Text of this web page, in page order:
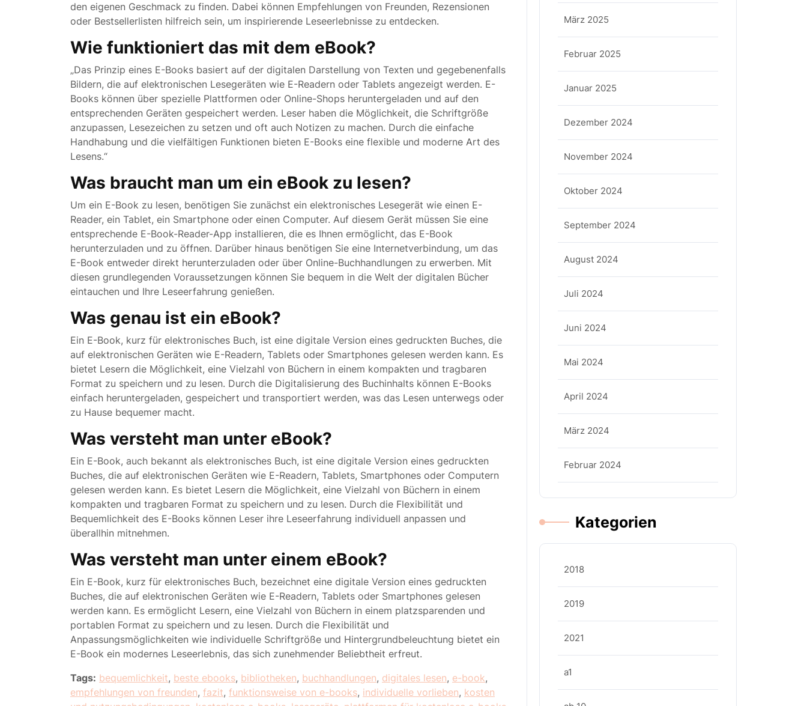
den eigenen Geschmack zu finden. Dabei können Empfehlungen von Freunden, Rezensionen
oder Bestsellerlisten hilfreich sein, um inspirierende Leseerlebnisse zu entdecken.
Wie funktioniert das mit dem eBook?
„Das Prinzip eines E-Books basiert auf der digitalen Darstellung von Texten und gegebenenfalls
Bildern, die auf elektronischen Lesegeräten wie E-Readern oder Tablets angezeigt werden. E-
Books können über spezielle Plattformen oder Online-Shops heruntergeladen und auf den
entsprechenden Geräten gespeichert werden. Leser haben die Möglichkeit, die Schriftgröße
anzupassen, Lesezeichen zu setzen und oft auch Notizen zu machen. Durch die einfache
Handhabung und die vielfältigen Funktionen bieten E-Books eine flexible und moderne Art des
Lesens.“
Was braucht man um ein eBook zu lesen?
Um ein E-Book zu lesen, benötigen Sie zunächst ein elektronisches Lesegerät wie einen E-
Reader, ein Tablet, ein Smartphone oder einen Computer. Auf diesem Gerät müssen Sie eine
entsprechende E-Book-Reader-App installieren, die es Ihnen ermöglicht, das E-Book
herunterzuladen und zu öffnen. Darüber hinaus benötigen Sie eine Internetverbindung, um das
E-Book entweder direkt herunterzuladen oder über Online-Buchhandlungen zu erwerben. Mit
diesen grundlegenden Voraussetzungen können Sie bequem in die Welt der digitalen Bücher
eintauchen und Ihre Leseerfahrung genießen.
Was genau ist ein eBook?
Ein E-Book, kurz für elektronisches Buch, ist eine digitale Version eines gedruckten Buches, die
auf elektronischen Geräten wie E-Readern, Tablets oder Smartphones gelesen werden kann. Es
bietet Lesern die Möglichkeit, eine Vielzahl von Büchern in einem kompakten und tragbaren
Format zu speichern und zu lesen. Durch die Digitalisierung des Buchinhalts können E-Books
einfach heruntergeladen, gespeichert und transportiert werden, was das Lesen unterwegs oder
zu Hause bequemer macht.
Was versteht man unter eBook?
Ein E-Book, auch bekannt als elektronisches Buch, ist eine digitale Version eines gedruckten
Buches, die auf elektronischen Geräten wie E-Readern, Tablets, Smartphones oder Computern
gelesen werden kann. Es bietet Lesern die Möglichkeit, eine Vielzahl von Büchern in einem
kompakten und tragbaren Format zu speichern und zu lesen. Durch die Flexibilität und
Bequemlichkeit des E-Books können Leser ihre Leseerfahrung individuell anpassen und
überallhin mitnehmen.
Was versteht man unter einem eBook?
Ein E-Book, kurz für elektronisches Buch, bezeichnet eine digitale Version eines gedruckten
Buches, die auf elektronischen Geräten wie E-Readern, Tablets oder Smartphones gelesen
werden kann. Es ermöglicht Lesern, eine Vielzahl von Büchern in einem platzsparenden und
portablen Format zu speichern und zu lesen. Durch die Flexibilität und
Anpassungsmöglichkeiten wie individuelle Schriftgröße und Hintergrundbeleuchtung bietet ein
E-Book ein modernes Leseerlebnis, das sich zunehmender Beliebtheit erfreut.
Tags: bequemlichkeit, beste ebooks, bibliotheken, buchhandlungen, digitales lesen, e-book,
empfehlungen von freunden, fazit, funktionsweise von e-books, individuelle vorlieben, kosten
März 2025
Februar 2025
Januar 2025
Dezember 2024
November 2024
Oktober 2024
September 2024
August 2024
Juli 2024
Juni 2024
Mai 2024
April 2024
März 2024
Februar 2024
Kategorien
2018
2019
2021
a1